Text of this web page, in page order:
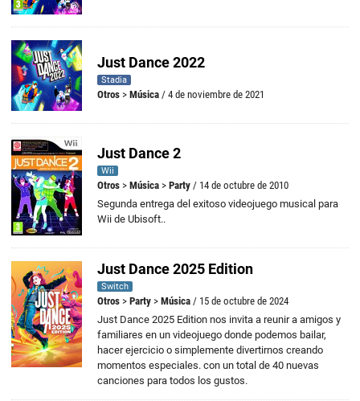
Just Dance 2022
Stadia
Otros > Música / 4 de noviembre de 2021
Just Dance 2
Wii
Otros > Música > Party / 14 de octubre de 2010
Segunda entrega del exitoso videojuego musical para
Wii de Ubisoft..
Just Dance 2025 Edition
Switch
Otros > Party > Música / 15 de octubre de 2024
Just Dance 2025 Edition nos invita a reunir a amigos y
familiares en un videojuego donde podemos bailar,
hacer ejercicio o simplemente divertirnos creando
momentos especiales. con un total de 40 nuevas
canciones para todos los gustos.